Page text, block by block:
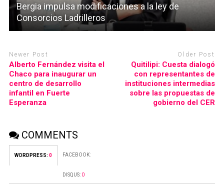
Bergia impulsa modificaciones a la ley de
Consorcios Ladrilleros
Newer Post
Alberto Fernández visita el
Chaco para inaugurar un
centro de desarrollo
infantil en Fuerte
Esperanza
Older Post
Quitilipi: Cuesta dialogó
con representantes de
instituciones intermedias
sobre las propuestas de
gobierno del CER
COMMENTS
WORDPRESS: 0 FACEBOOK:
DISQUS: 0